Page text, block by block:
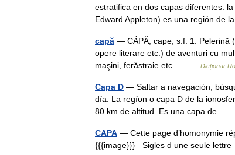
estratifica en dos capas diferentes:
Edward Appleton) es una región de
capă — CÁPĂ, cape, s.f. 1. Pelerină
opere literare etc.) de aventuri cu
maşini, ferăstraie etc.… …
Dicționar
Capa D — Saltar a navegación,
día. La regíon o capa D de la
80 km de altitud. Es una capa de …
CAPA — Cette page d’homonymie
{{{image}}} Sigles d une seule